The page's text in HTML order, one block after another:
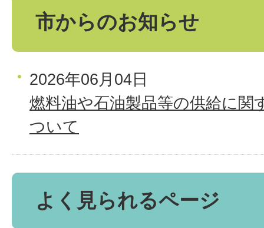
市からのお知らせ
2026年06月04日
燃料油や石油製品等の供給に関
ついて
よく見られるページ